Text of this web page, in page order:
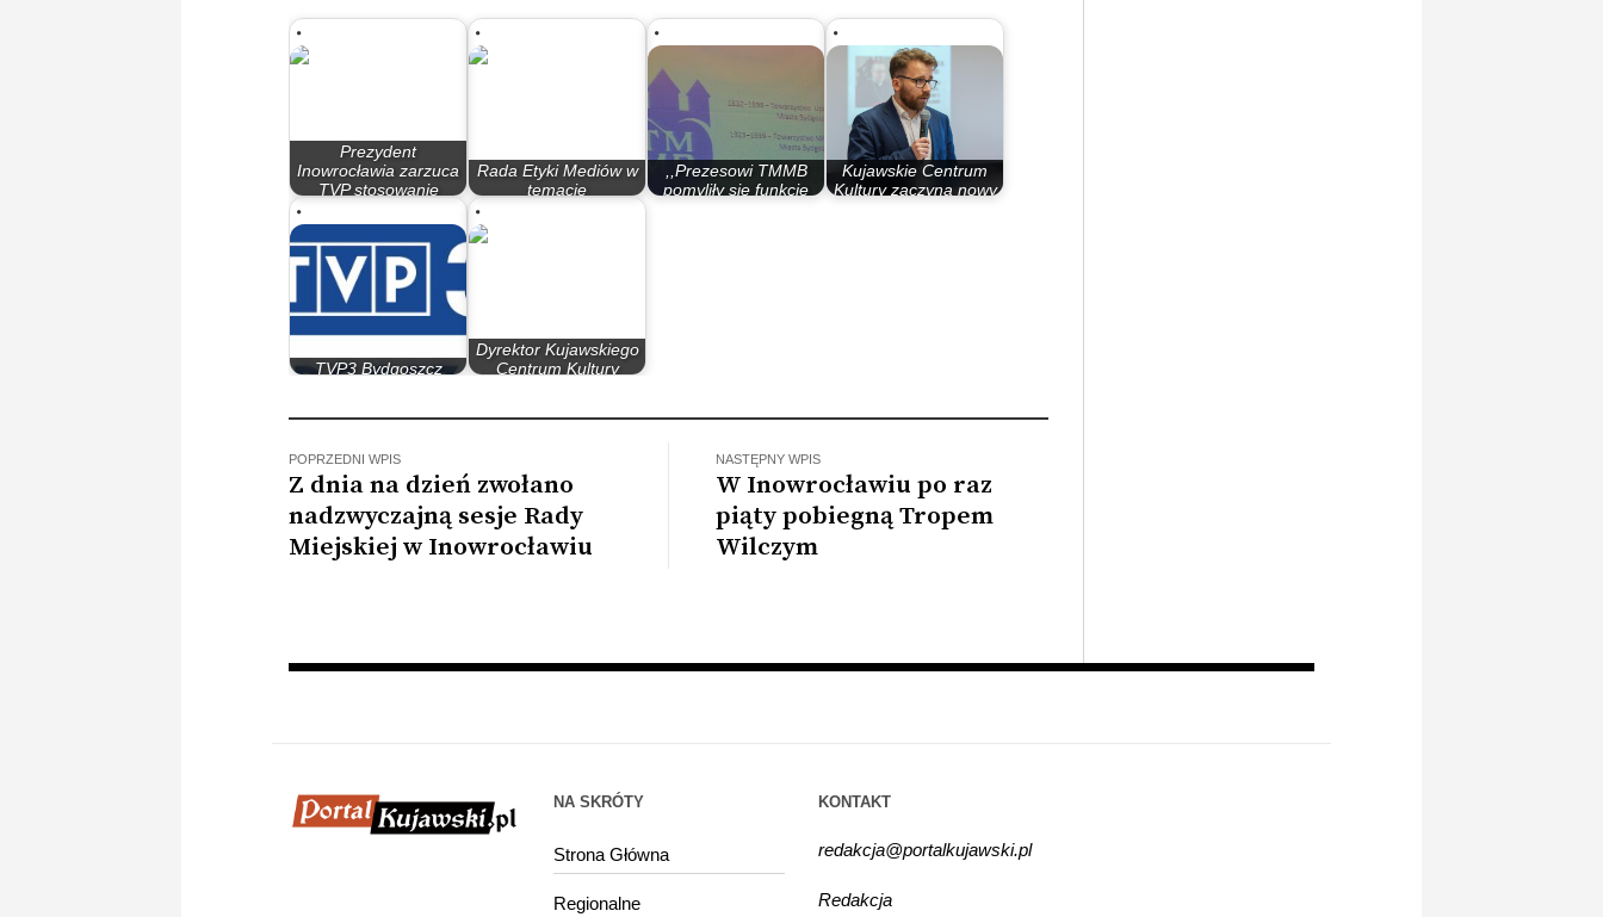
Prezydent
Inowrocławia zarzuca
TVP stosowanie
Rada Etyki Mediów w
temacie
,,Prezesowi TMMB
pomyliły się funkcje
Kujawskie Centrum
Kultury zaczyna nowy
TVP3 Bydgoszcz
Dyrektor Kujawskiego
Centrum Kultury
POPRZEDNI WPIS
Z dnia na dzień zwołano
nadzwyczajną sesje Rady
Miejskiej w Inowrocławiu
NASTĘPNY WPIS
W Inowrocławiu po raz
piąty pobiegną Tropem
Wilczym
NA SKRÓTY
Strona Główna
Regionalne
KONTAKT
redakcja@portalkujawski.pl
Redakcja